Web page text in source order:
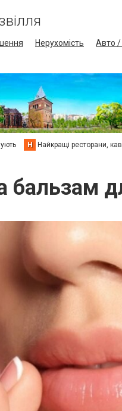
Нерухомість
Авто
Н Найкращі ресторани,
бальзам